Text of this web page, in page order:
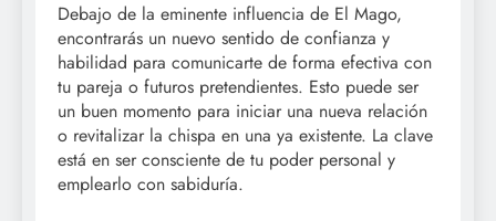
Debajo de la eminente influencia de El Mago,
encontrarás un nuevo sentido de confianza y
habilidad para comunicarte de forma efectiva con
tu pareja o futuros pretendientes. Esto puede ser
un buen momento para iniciar una nueva relación
o revitalizar la chispa en una ya existente. La clave
está en ser consciente de tu poder personal y
emplearlo con sabiduría.